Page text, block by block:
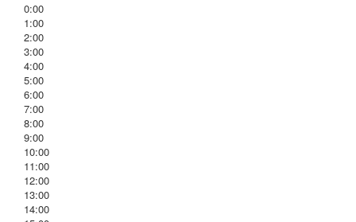
0:00
1:00
2:00
3:00
4:00
5:00
6:00
7:00
8:00
9:00
10:00
11:00
12:00
13:00
14:00